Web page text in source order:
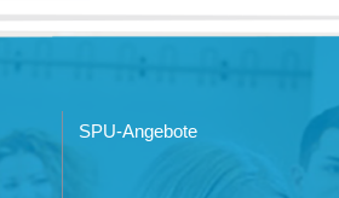
SPU-Angebote